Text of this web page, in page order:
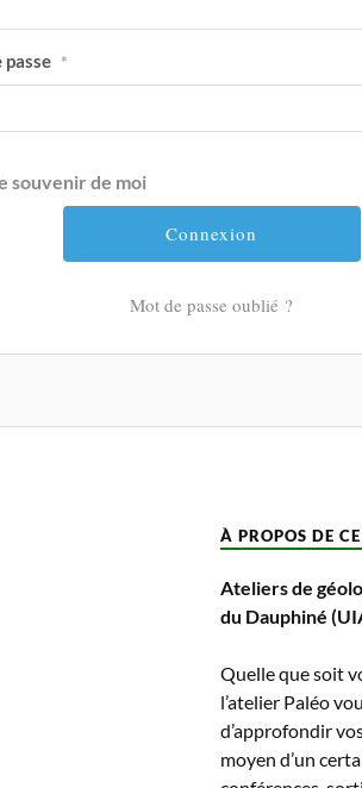
*
souvenir de moi
Mot de passe oublié ?
À PROPOS DE
Ateliers de
du Dauphiné
Quelle que soit
l’atelier Paléo
d’approfondir
moyen d’un